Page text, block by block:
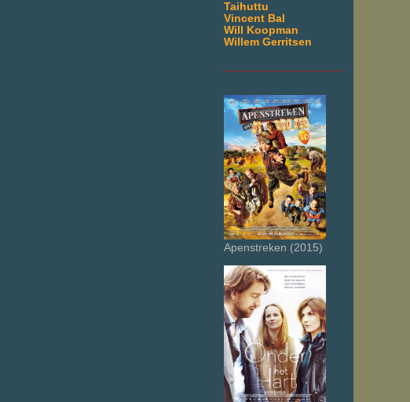
Taihuttu
Vincent Bal
Will Koopman
Willem Gerritsen
Apenstreken (2015)